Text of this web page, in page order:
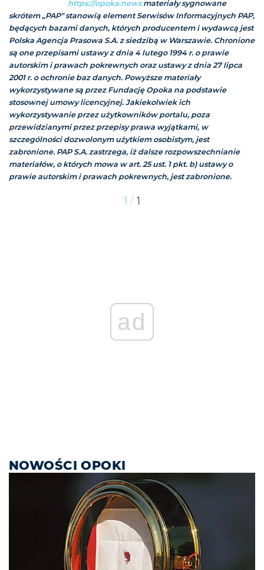
https://opoka.newsmateriały sygnowane
skrótem „PAP" stanowią element Serwisów Informacyjnych PAP,
będących bazami danych, których producentem i wydawcą jest
Polska Agencja Prasowa S.A. z siedzibą w Warszawie. Chronione
są one przepisami ustawy z dnia 4 lutego 1994 r. o prawie
autorskim i prawach pokrewnych oraz ustawy z dnia 27 lipca
2001 r. o ochronie baz danych. Powyższe materiały
wykorzystywane są przez Fundację Opoka na podstawie
stosownej umowy licencyjnej. Jakiekolwiek ich
wykorzystywanie przez użytkowników portalu, poza
przewidzianymi przez przepisy prawa wyjątkami, w
szczególności dozwolonym użytkiem osobistym, jest
zabronione. PAP S.A. zastrzega, iż dalsze rozpowszechnianie
materiałów, o których mowa w art. 25 ust. 1 pkt. b) ustawy o
prawie autorskim i prawach pokrewnych, jest zabronione.
1 / 1
ad
NOWOŚCI OPOKI